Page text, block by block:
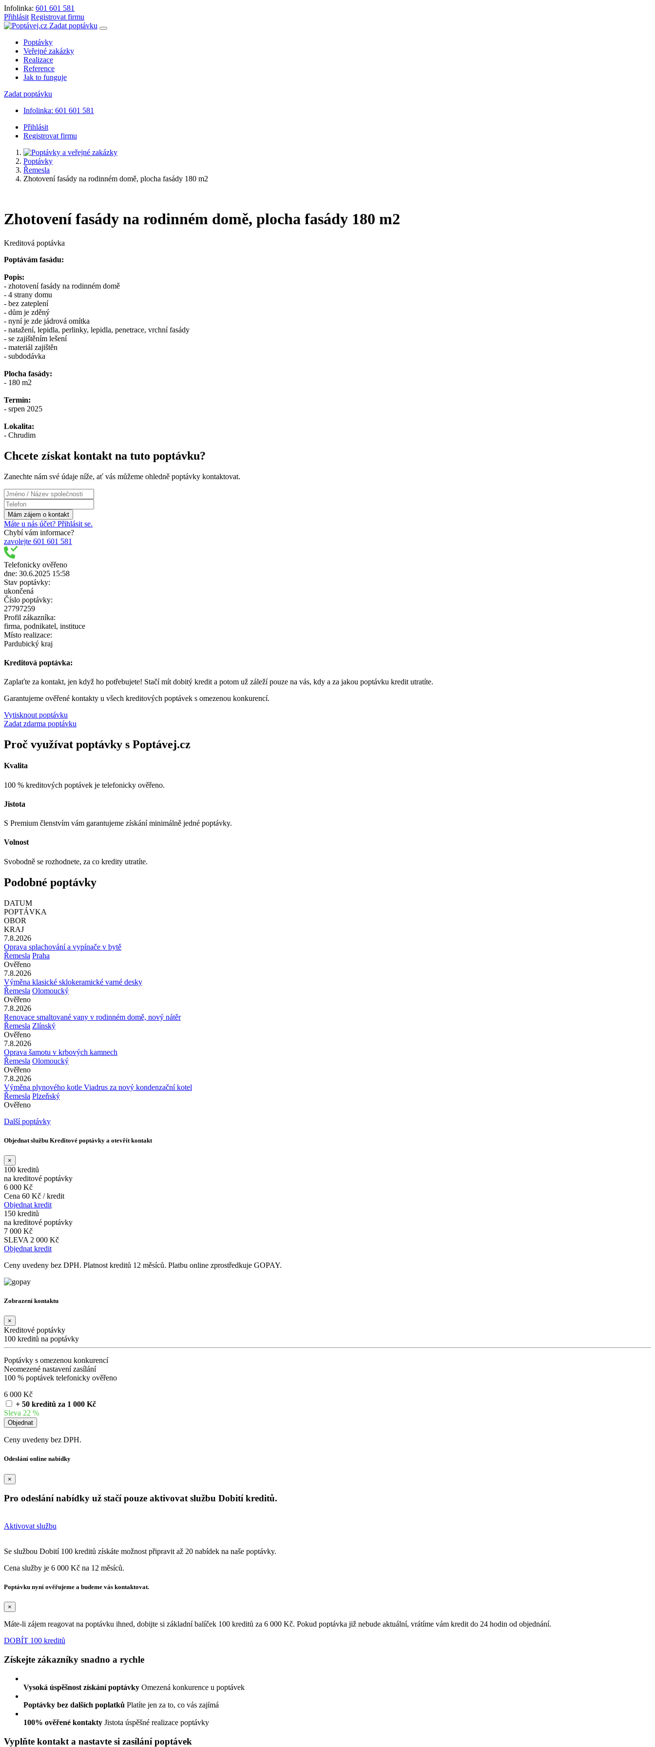
Infolinka: 601 601 581
Přihlásit Registrovat firmu
Zadat poptávku
Poptávky
Veřejné zakázky
Realizace
Reference
Jak to funguje
Zadat poptávku
Infolinka: 601 601 581
Přihlásit
Registrovat firmu
Poptávky
Řemesla
Zhotovení fasády na rodinném domě, plocha fasády 180 m2
Zhotovení fasády na rodinném domě, plocha fasády 180 m2
Kreditová poptávka
Poptávám fasádu:
Popis:
- zhotovení fasády na rodinném domě
- 4 strany domu
- bez zateplení
- dům je zděný
- nyní je zde jádrová omítka
- natažení, lepidla, perlinky, lepidla, penetrace, vrchní fasády
- se zajištěním lešení
- materiál zajištěn
- subdodávka
Plocha fasády:
- 180 m2
Termín:
- srpen 2025
Lokalita:
- Chrudim
Chcete získat kontakt na tuto poptávku?
Zanechte nám své údaje níže, ať vás můžeme ohledně poptávky kontaktovat.
Máte u nás účet? Přihlásit se.
Chybí vám informace?
zavolejte 601 601 581
Telefonicky ověřeno
dne: 30.6.2025 15:58
Stav poptávky:
ukončená
Číslo poptávky:
27797259
Profil zákazníka:
firma, podnikatel, instituce
Místo realizace:
Pardubický kraj
Kreditová poptávka:
Zaplaťte za kontakt, jen když ho potřebujete! Stačí mít dobitý kredit a potom už záleží pouze na vás, kdy a za jakou poptávku kredit utratíte.
Garantujeme ověřené kontakty u všech kreditových poptávek s omezenou konkurencí.
Vytisknout poptávku
Zadat zdarma poptávku
Proč využívat poptávky s Poptávej.cz
Kvalita
100 % kreditových poptávek je telefonicky ověřeno.
Jistota
S Premium členstvím vám garantujeme získání minimálně jedné poptávky.
Volnost
Svobodně se rozhodnete, za co kredity utratíte.
Podobné poptávky
DATUM
POPTÁVKA
OBOR
KRAJ
7.8.2026
Oprava splachování a vypínače v bytě
Řemesla Praha
Ověřeno
7.8.2026
Výměna klasické sklokeramické varné desky
Řemesla Olomoucký
Ověřeno
7.8.2026
Renovace smaltované vany v rodinném domě, nový nátěr
Řemesla Zlínský
Ověřeno
7.8.2026
Oprava šamotu v krbových kamnech
Řemesla Olomoucký
Ověřeno
7.8.2026
Výměna plynového kotle Viadrus za nový kondenzační kotel
Řemesla Plzeňský
Ověřeno
Další poptávky
Objednat službu Kreditové poptávky a otevřít kontakt
×
100 kreditů
na kreditové poptávky
6 000 Kč
Cena 60 Kč / kredit
Objednat kredit
150 kreditů
na kreditové poptávky
7 000 Kč
SLEVA 2 000 Kč
Objednat kredit
Ceny uvedeny bez DPH. Platnost kreditů 12 měsíců. Platbu online zprostředkuje GOPAY.
Zobrazení kontaktu
×
Kreditové poptávky
100 kreditů na poptávky
Poptávky s omezenou konkurencí
Neomezené nastavení zasílání
100 % poptávek telefonicky ověřeno
6 000 Kč
+ 50 kreditů za 1 000 Kč
Sleva 22 %
Ceny uvedeny bez DPH.
Odeslání online nabídky
×
Pro odeslání nabídky už stačí pouze aktivovat službu Dobití kreditů.
Aktivovat službu
Se službou Dobití 100 kreditů získáte možnost připravit až 20 nabídek na naše poptávky.
Cena služby je 6 000 Kč na 12 měsíců.
Poptávku nyní ověřujeme a budeme vás kontaktovat.
×
Máte-li zájem reagovat na poptávku ihned, dobijte si základní balíček 100 kreditů za 6 000 Kč. Pokud poptávka již nebude aktuální, vrátíme vám kredit do 24 hodin od objednání.
DOBÍT 100 kreditů
Získejte zákazníky snadno a rychle
Vysoká úspěšnost získání poptávky Omezená konkurence u poptávek
Poptávky bez dalších poplatků Platíte jen za to, co vás zajímá
100% ověřené kontakty Jistota úspěšné realizace poptávky
Vyplňte kontakt a nastavte si zasílání poptávek